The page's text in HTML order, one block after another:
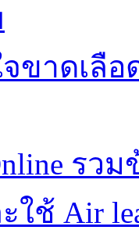
ขาดเลื
ร
ช้ Air